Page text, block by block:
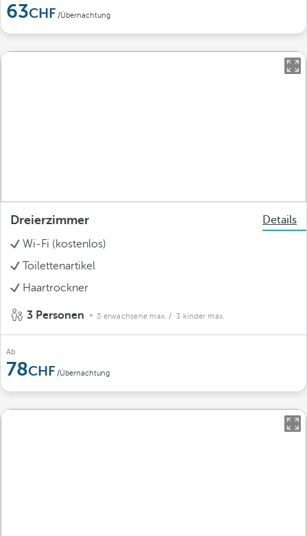
63 /Übernachtung
Dreierzimmer
Details
Wi-Fi (kostenlos)
Toilettenartikel
Haartrockner
3 Personen 3 erwachsene max. / 3 kinder max.
Ab
78 /Übernachtung